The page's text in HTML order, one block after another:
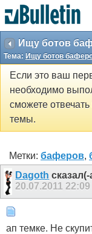
Ищу ботов
Тема: Ищу ботов
Если это ваш
необходимо
сможете
темы.
Метки: баферов,
Dagoth сказал(-
20.07.201122:09
ап темке. Не